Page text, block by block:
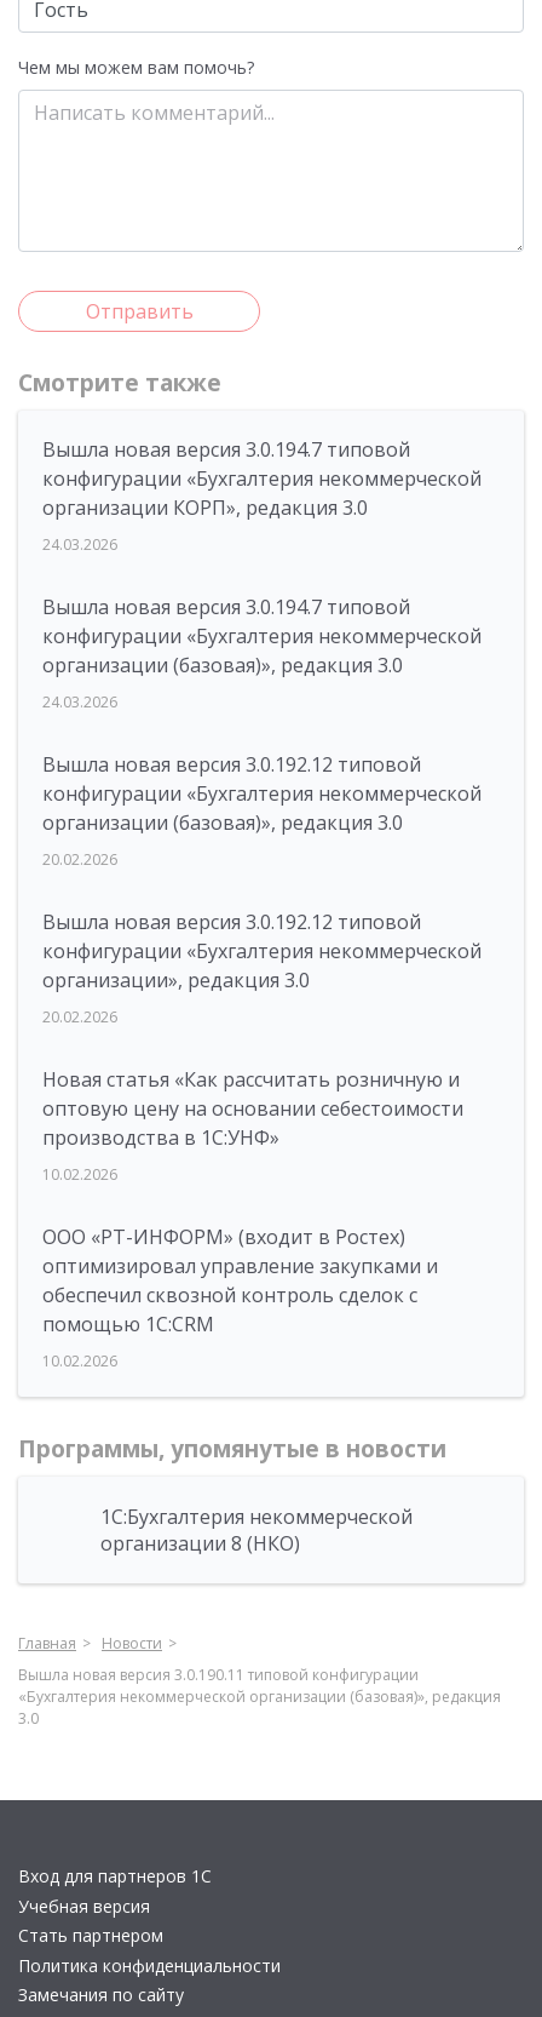
Чем мы можем вам помочь?
Отправить
Смотрите также
Вышла новая версия 3.0.194.7 типовой
конфигурации «Бухгалтерия некоммерческой
организации КОРП», редакция 3.0
24.03.2026
Вышла новая версия 3.0.194.7 типовой
конфигурации «Бухгалтерия некоммерческой
организации (базовая)», редакция 3.0
24.03.2026
Вышла новая версия 3.0.192.12 типовой
конфигурации «Бухгалтерия некоммерческой
организации (базовая)», редакция 3.0
20.02.2026
Вышла новая версия 3.0.192.12 типовой
конфигурации «Бухгалтерия некоммерческой
организации», редакция 3.0
20.02.2026
Новая статья «Как рассчитать розничную и
оптовую цену на основании себестоимости
производства в 1С:УНФ»
10.02.2026
ООО «РТ-ИНФОРМ» (входит в Ростех)
оптимизировал управление закупками и
обеспечил сквозной контроль сделок с
помощью 1С:CRM
10.02.2026
Программы, упомянутые в новости
1С:Бухгалтерия некоммерческой
организации 8 (НКО)
Главная
Новости
Вышла новая версия 3.0.190.11 типовой конфигурации
«Бухгалтерия некоммерческой организации (базовая)», редакция
3.0
Вход для партнеров 1С
Учебная версия
Стать партнером
Политика конфиденциальности
Замечания по сайту